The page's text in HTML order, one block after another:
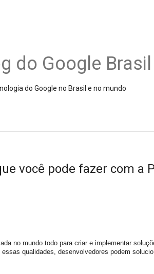
do Google Brasil
do Google no Brasil e no mundo
você pode fazer com a
no mundo todo para criar e implementar
qualidades, desenvolvedores podem